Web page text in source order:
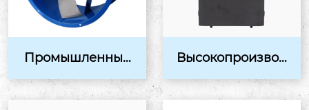
Промышленный
ор: эффективное
и н...
Высокопроизвод
ный преобразов
ател...